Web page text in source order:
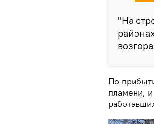
"На
По
пламени, и